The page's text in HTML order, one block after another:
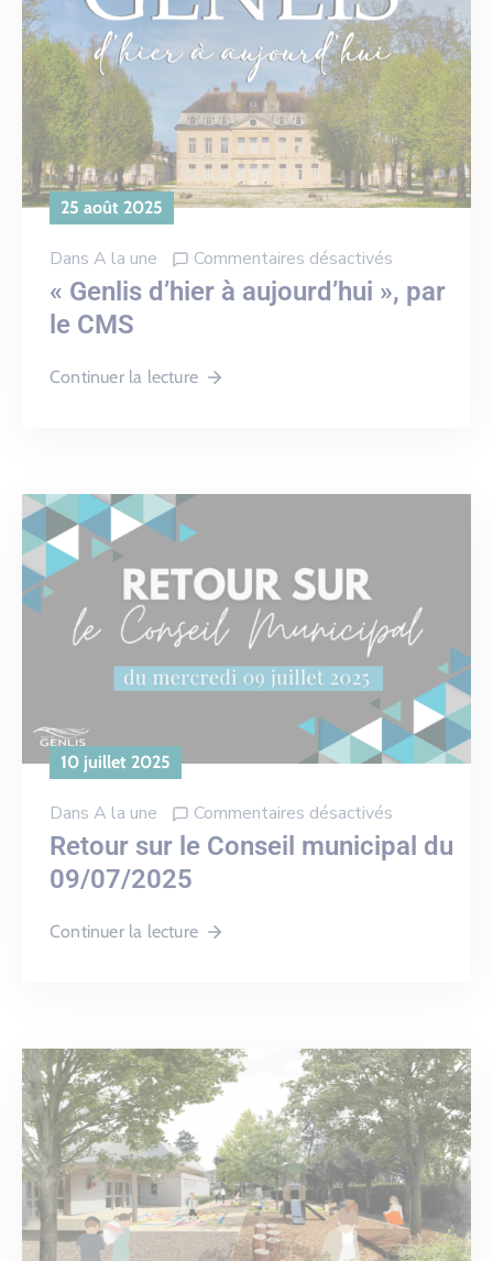
25 août 2025
Dans A la une Commentaires désactivés
« Genlis d’hier à aujourd’hui », par
le CMS
Continuer la lecture
10 juillet 2025
Dans A la une Commentaires désactivés
Retour sur le Conseil municipal du
09/07/2025
Continuer la lecture